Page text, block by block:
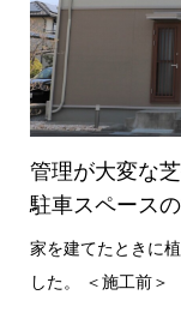
管理が大変な
駐車スペース
家を建てたときに
した。 ＜施工前＞